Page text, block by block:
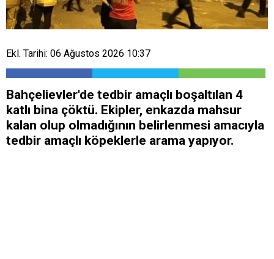
Ekl. Tarihi: 06 Ağustos 2026 10:37
Bahçelievler'de tedbir amaçlı boşaltılan 4
katlı bina çöktü. Ekipler, enkazda mahsur
kalan olup olmadığının belirlenmesi amacıyla
tedbir amaçlı köpeklerle arama yapıyor.